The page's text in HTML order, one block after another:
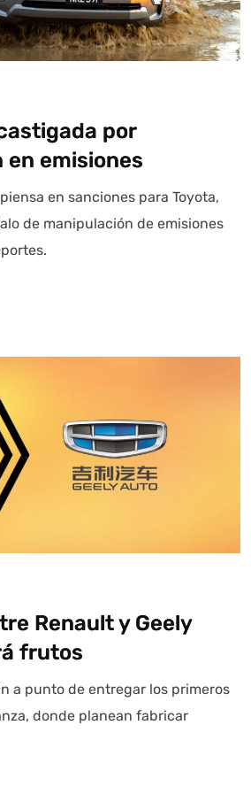
por
en emisiones
en sanciones para Toyota,
de manipulación de emisiones
Renault y Geely
frutos
a punto de entregar los primeros
donde planean fabricar